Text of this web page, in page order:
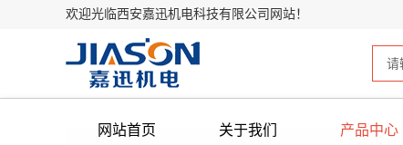
欢迎光临西安嘉迅机电科技有限公司网站！
网站首页 关于我们 产品中心